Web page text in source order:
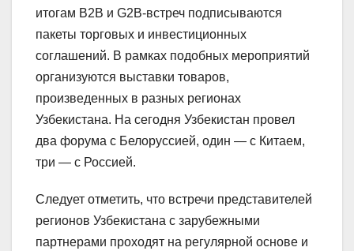
итогам B2B и G2B-встреч подписываются
пакеты торговых и инвестиционных
соглашений. В рамках подобных мероприятий
организуются выставки товаров,
произведенных в разных регионах
Узбекистана. На сегодня Узбекистан провел
два форума с Белоруссией, один — с Китаем,
три — с Россией.
Следует отметить, что встречи представителей
регионов Узбекистана с зарубежными
партнерами проходят на регулярной основе и